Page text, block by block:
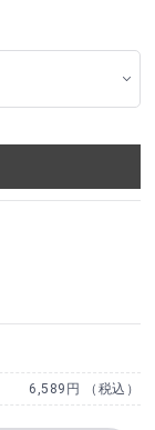
6,589円 （税込）